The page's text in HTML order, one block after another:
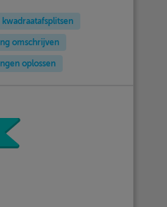
kwadraatafsplitsen
omschrijven
oplossen